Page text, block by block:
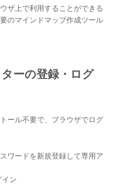
ザ上で利用することができる
のマインドマップ作成ツール
ーの登録・ログ
ール不要で、ブラウザでログ
ワードを新規登録して専用ア
イン